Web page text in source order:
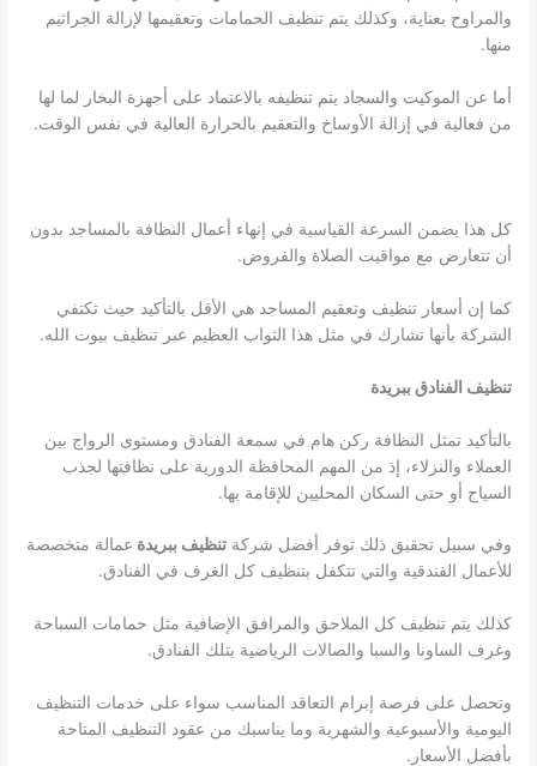
والمراوح بعناية، وكذلك يتم تنظيف الحمامات وتعقيمها لإزالة الجراثيم
منها.
أما عن الموكيت والسجاد يتم تنظيفه بالاعتماد على أجهزة البخار لما لها
من فعالية في إزالة الأوساخ والتعقيم بالحرارة العالية في نفس الوقت.
كل هذا يضمن السرعة القياسية في إنهاء أعمال النظافة بالمساجد بدون
أن تتعارض مع مواقيت الصلاة والفروض.
كما إن أسعار تنظيف وتعقيم المساجد هي الأقل بالتأكيد حيث تكتفي
الشركة بأنها تشارك في مثل هذا الثواب العظيم عبر تنظيف بيوت الله.
تنظيف الفنادق ببريدة
بالتأكيد تمثل النظافة ركن هام في سمعة الفنادق ومستوى الرواج بين
العملاء والنزلاء، إذ من المهم المحافظة الدورية على نظافتها لجذب
السياح أو حتى السكان المحليين للإقامة بها.
وفي سبيل تحقيق ذلك توفر أفضل شركةتنظيف ببريدة عمالة متخصصة
للأعمال الفندقية والتي تتكفل بتنظيف كل الغرف في الفنادق.
كذلك يتم تنظيف كل الملاحق والمرافق الإضافية مثل حمامات السباحة
وغرف الساونا والسبا والصالات الرياضية بتلك الفنادق.
وتحصل على فرصة إبرام التعاقد المناسب سواء على خدمات التنظيف
اليومية والأسبوعية والشهرية وما يناسبك من عقود التنظيف المتاحة
بأفضل الأسعار.